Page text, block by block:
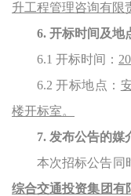
升工程管理咨询有限
6. 开标时间及地
6.1 开标时间：
6.2 开标地点：
楼开标室。
7. 发布公告的媒
本次招标公告同
综合交通投资集团有